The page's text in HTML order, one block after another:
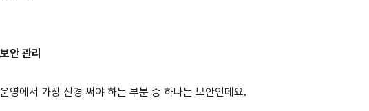
안 관리
영에서 가장 신경 써야 하는 부분 중 하나는 보안인데요.